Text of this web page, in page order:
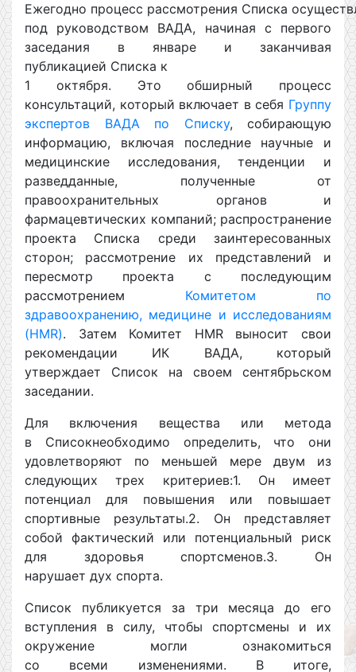
Ежегодно процесс рассмотрения Списка
под руководством ВАДА, начиная с первого
заседания в январе и заканчивая
публикацией Списка к
1 октября. Это обширный процесс
консультаций, который включает в себя Группу
экспертов ВАДА по Списку, собирающую
информацию, включая последние научные и
медицинские исследования, тенденции и
разведданные, полученные от
правоохранительных органов и
фармацевтических компаний; распространение
проекта Списка среди заинтересованных
сторон; рассмотрение их представлений и
пересмотр проекта с последующим
рассмотрением Комитетом по
здравоохранению, медицине и исследованиям
(HMR). Затем Комитет HMR выносит свои
рекомендации ИК ВАДА, который
утверждает Список на своем сентябрьском
заседании.
Для включения вещества или метода
в Списокнеобходимо определить, что они
удовлетворяют по меньшей мере двум из
следующих трех критериев:1. Он имеет
потенциал для повышения или повышает
спортивные результаты.2. Он представляет
собой фактический или потенциальный риск
для здоровья спортсменов.3. Он
нарушает дух спорта.
Список публикуется за три месяца до его
вступления в силу, чтобы спортсмены и их
окружение могли ознакомиться
со всеми изменениями. В итоге,